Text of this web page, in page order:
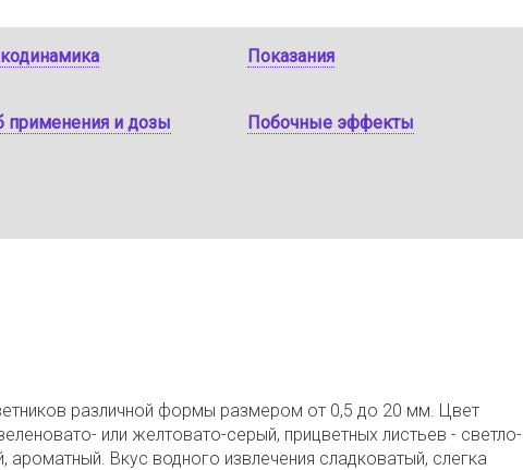
Показания
применения и дозы Побочные эффекты
различной формы размером от 0,5 до 20 мм. Цвет
или желтовато-серый, прицветных листьев - светло-
Вкус водного извлечения сладковатый, слегка